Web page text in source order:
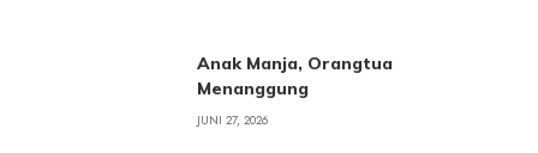
Anak Manja, Orangtua
Menanggung
JUNI 27, 2026